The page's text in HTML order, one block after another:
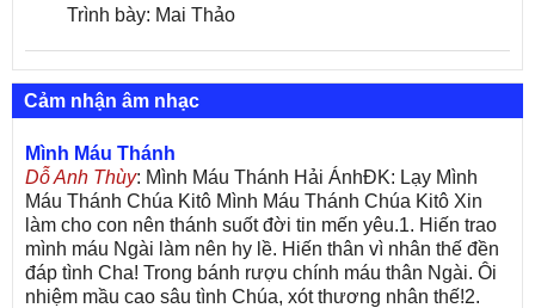
Trình bày: Mai Thảo
Cảm nhận âm nhạc
Mình Máu Thánh
Dỗ Anh Thùy: Mình Máu Thánh Hải ÁnhĐK: Lạy Mình
Máu Thánh Chúa Kitô Mình Máu Thánh Chúa Kitô Xin
làm cho con nên thánh suốt đời tin mến yêu.1. Hiến trao
mình máu Ngài làm nên hy lề. Hiến thân vì nhân thế đền
đáp tình Cha! Trong bánh rượu chính máu thân Ngài. Ôi
nhiệm mầu cao sâu tình Chúa, xót thương nhân thế!2.